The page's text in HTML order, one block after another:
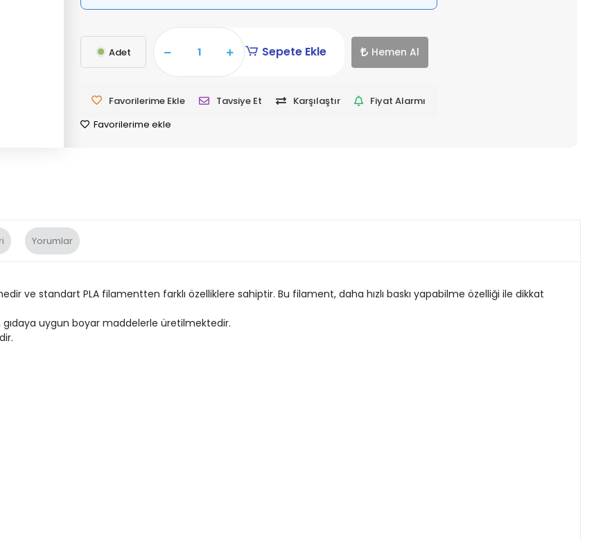
Adet Sepete Ekle Hemen Al
Favorilerime Ekle Tavsiye Et Karşılaştır
Fiyat Alarmı
Favorilerime ekle
Yorumlar
ve standart PLA filamentten farklı özelliklere sahiptir. Bu filament, daha hızlı baskı yapabilme özelliği ile dikkat
uygun boyar maddelerle üretilmektedir.